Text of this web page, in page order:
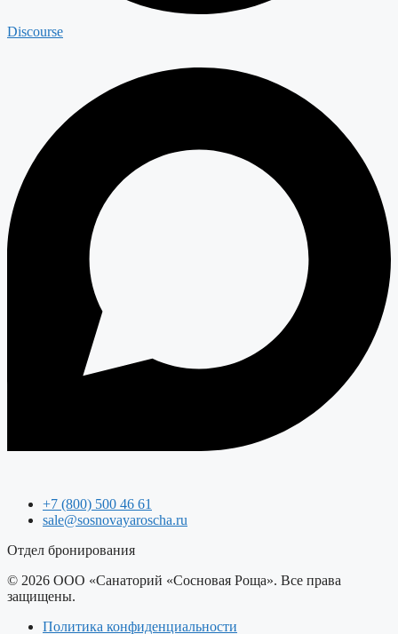
Discourse
+7 (800) 500 46 61
sale@sosnovayaroscha.ru
Отдел бронирования
© 2026 ООО «Санаторий «Сосновая Роща». Все права
защищены.
Политика конфиденциальности